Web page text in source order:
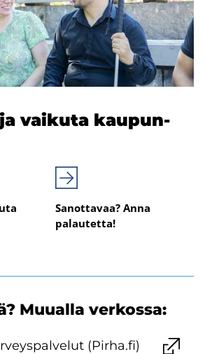
vai­ku­ta kau­pun­
Sanottavaa? Anna
palautetta!
Muu­al­la ver­kos­sa:
(Pirha.fi)